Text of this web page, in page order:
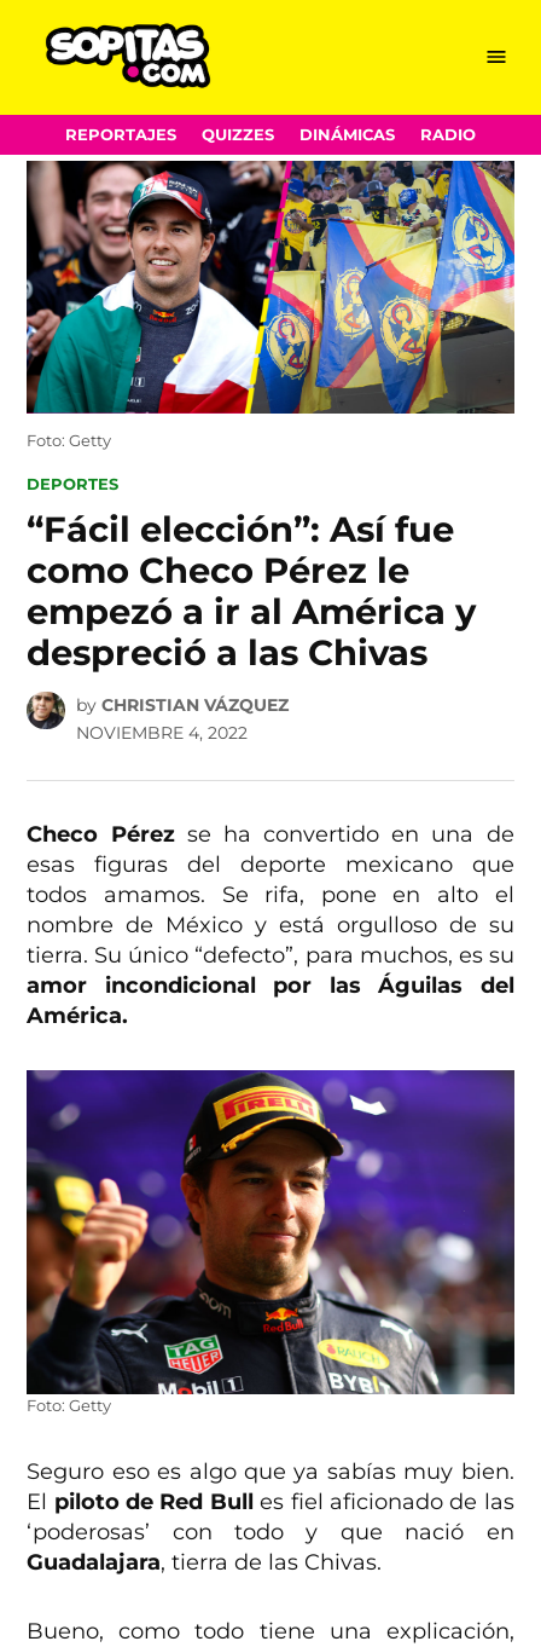
Skip
to
content
Menu
REPORTAJES QUIZZES DINÁMICAS RADIO
Foto: Getty
POSTED
DEPORTES
“Fácil elección”: Así fue
como Checo Pérez le
empezó a ir al América y
despreció a las Chivas
by CHRISTIAN VÁZQUEZ
NOVIEMBRE 4, 2022
Checo Pérezse ha convertido en una de
esas figuras del deporte mexicano que
todos amamos. Se rifa, pone en alto el
nombre de México y está orgulloso de su
tierra. Su único “defecto”, para muchos, es su
amor incondicional por las Águilas del
América.
Foto: Getty
Seguro eso es algo que ya sabías muy bien.
El piloto de Red Bulles fiel aficionado de las
‘poderosas’ con todo y que nació en
Guadalajara, tierra de las Chivas.
Bueno, como todo tiene una explicación,